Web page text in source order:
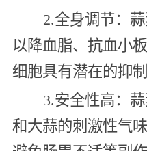
2.全身调节：
以降血脂、抗血小
细胞具有潜在的抑制
3.安全性高：
和大蒜的刺激性气